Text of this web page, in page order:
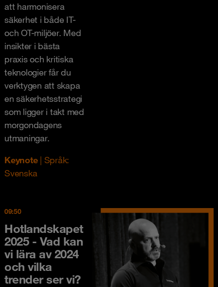
att harmonisera
säkerhet i både IT-
och OT-miljöer. Med
insikter i bästa
praxis och kritiska
teknologier får du
verktygen att skapa
en säkerhetsstrategi
som ligger i takt med
morgondagens
utmaningar.
Keynote| Språk:
Svenska
09:50
Hotlandskapet
2025 - Vad kan
vi lära av 2024
och vilka
trender ser vi?